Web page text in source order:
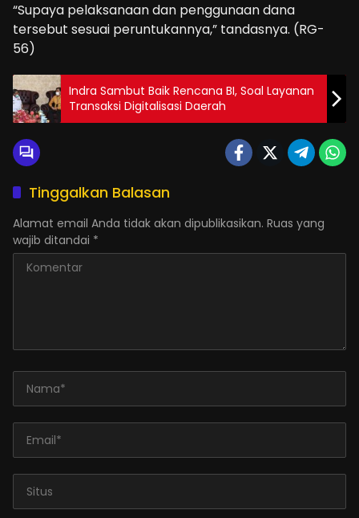
“Supaya pelaksanaan dan penggunaan dana
tersebut sesuai peruntukannya,” tandasnya. (RG-
56)
Indra Sambut Baik Rencana BI, Soal Layanan
Transaksi Digitalisasi Daerah
Tinggalkan Balasan
Alamat email Anda tidak akan dipublikasikan. Ruas yang
wajib ditandai *